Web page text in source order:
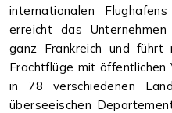
internationalen
erreicht das
ganz Frankreich und führt
Frachtflüge mit öffentlichen
in 78 verschiedenen
überseeischen